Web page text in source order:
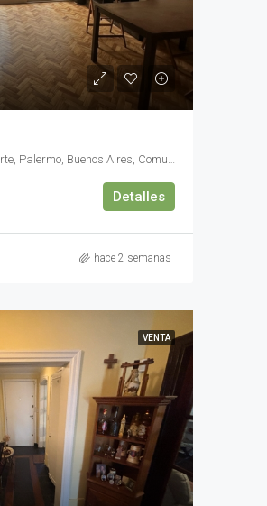
Detalles
hace 2 semanas
VENTA